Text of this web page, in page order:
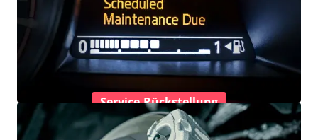
Service-Rückstellung